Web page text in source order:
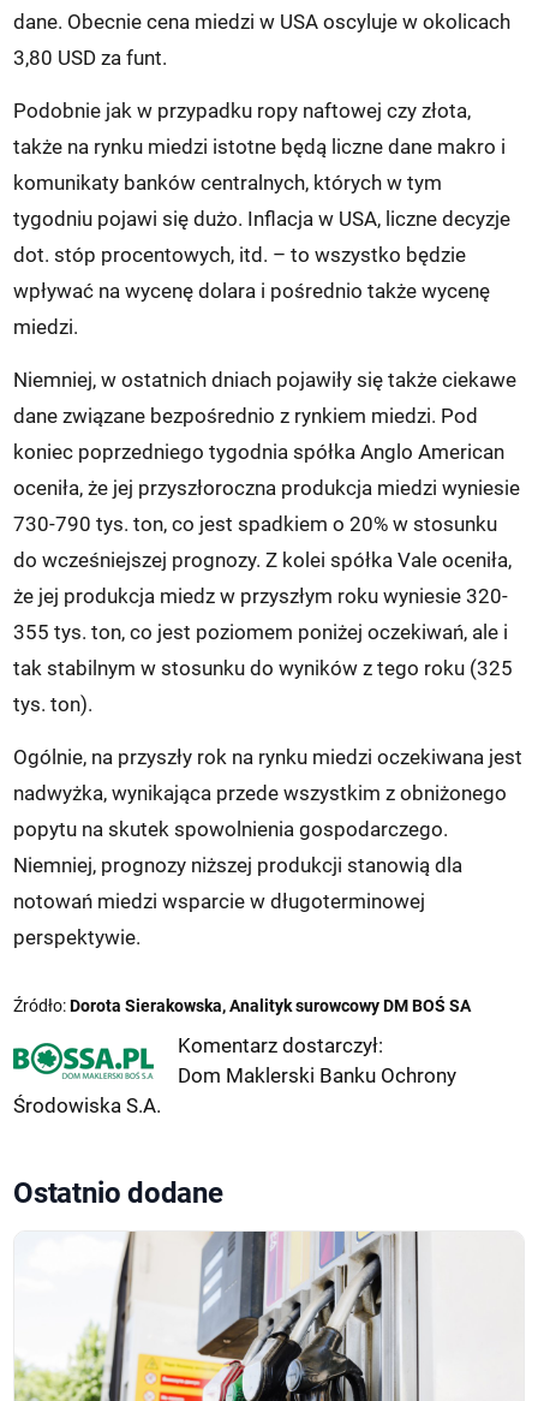
dane. Obecnie cena miedzi w USA oscyluje w okolicach
3,80 USD za funt.
Podobnie jak w przypadku ropy naftowej czy złota,
także na rynku miedzi istotne będą liczne dane makro i
komunikaty banków centralnych, których w tym
tygodniu pojawi się dużo. Inflacja w USA, liczne decyzje
dot. stóp procentowych, itd. – to wszystko będzie
wpływać na wycenę dolara i pośrednio także wycenę
miedzi.
Niemniej, w ostatnich dniach pojawiły się także ciekawe
dane związane bezpośrednio z rynkiem miedzi. Pod
koniec poprzedniego tygodnia spółka Anglo American
oceniła, że jej przyszłoroczna produkcja miedzi wyniesie
730-790 tys. ton, co jest spadkiem o 20% w stosunku
do wcześniejszej prognozy. Z kolei spółka Vale oceniła,
że jej produkcja miedz w przyszłym roku wyniesie 320-
355 tys. ton, co jest poziomem poniżej oczekiwań, ale i
tak stabilnym w stosunku do wyników z tego roku (325
tys. ton).
Ogólnie, na przyszły rok na rynku miedzi oczekiwana jest
nadwyżka, wynikająca przede wszystkim z obniżonego
popytu na skutek spowolnienia gospodarczego.
Niemniej, prognozy niższej produkcji stanowią dla
notowań miedzi wsparcie w długoterminowej
perspektywie.
Źródło:Dorota Sierakowska, Analityk surowcowy DM BOŚ SA
Komentarz dostarczył:
Dom Maklerski Banku Ochrony
Środowiska S.A.
Ostatnio dodane